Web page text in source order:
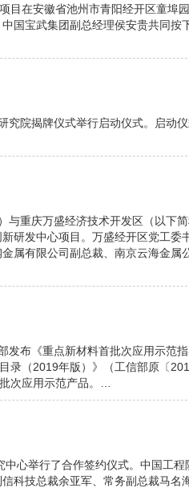
目在安徽省池州市青阳经开区童埠
国宝武集团副总经理侯安贵共同按
究院揭牌仪式举行启动仪式。启动
与重庆万盛经济技术开发区（以下
研发中心项目。万盛经开区党工委
属有限公司副总裁、南京云海金属
发布《重点新材料首批次应用示范指
（2019年版）》（工信部原〔
次应用示范产品。…
心举行了合作签约仪式。中国工程
科技总裁余亚军、常务副总裁马名